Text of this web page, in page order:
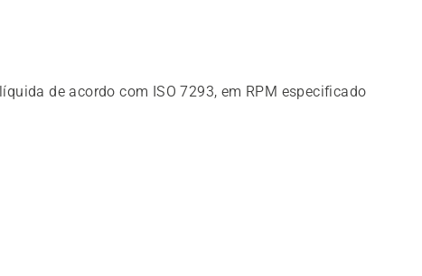
de acordo com ISO 7293, em RPM especificado